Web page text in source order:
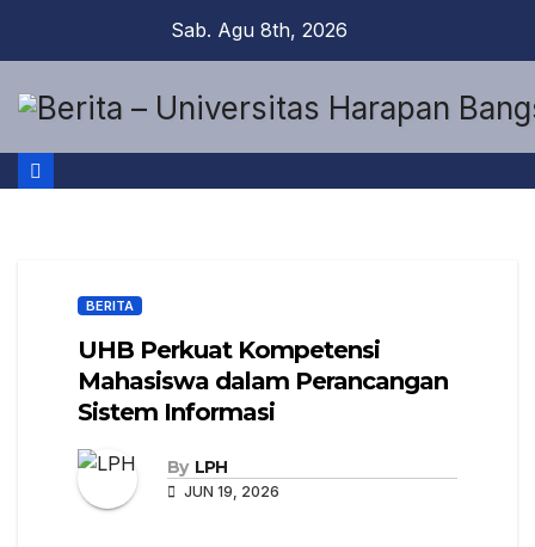
Sab. Agu 8th, 2026
BERITA
UHB Perkuat Kompetensi
Mahasiswa dalam Perancangan
Sistem Informasi
By LPH
JUN 19, 2026